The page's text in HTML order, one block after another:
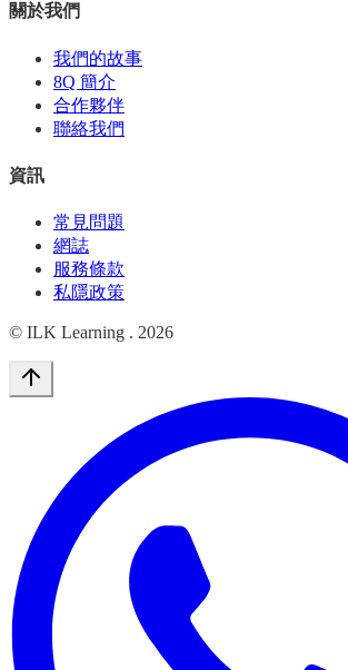
關於我們
我們的故事
8Q 簡介
合作夥伴
聯絡我們
資訊
常見問題
網誌
服務條款
私隱政策
© ILK Learning . 2026